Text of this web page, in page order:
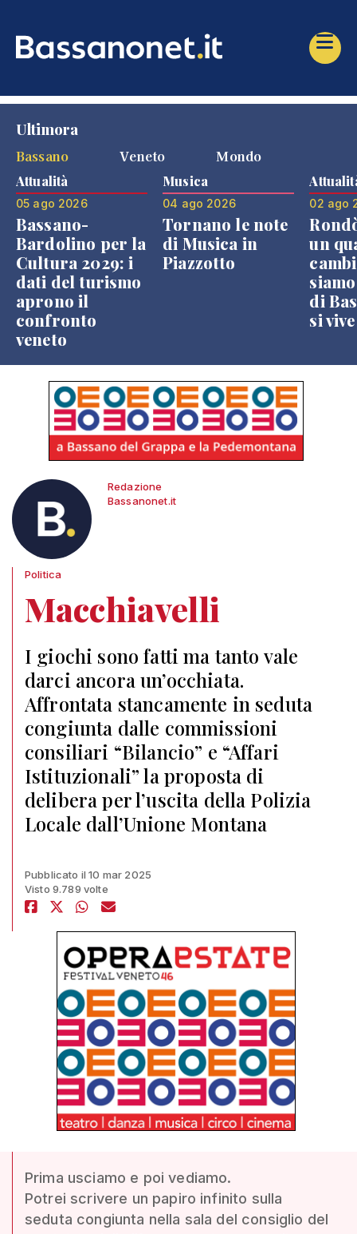
Ultimora
Bassano
Veneto Mondo
Attualità
05 ago 2026
Bassano-
Bardolino per la
Cultura 2029: i
dati del turismo
aprono il
confronto
veneto
Musica
04 ago 2026
Tornano le note
di Musica in
Piazzotto
02 ago
un
di
si
Redazione
Bassanonet.it
Politica
Macchiavelli
I giochi sono fatti ma tanto vale
darci ancora un’occhiata.
Affrontata stancamente in seduta
congiunta dalle commissioni
consiliari “Bilancio” e “Affari
Istituzionali” la proposta di
delibera per l’uscita della Polizia
Locale dall’Unione Montana
Pubblicato il 10 mar 2025
Visto 9.789 volte
Prima usciamo e poi vediamo.
Potrei scrivere un papiro infinito sulla
seduta congiunta nella sala del consiglio del